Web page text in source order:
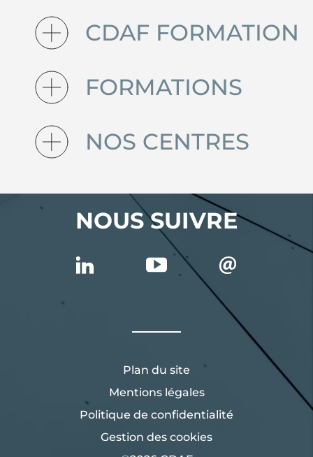
CDAF FORMATION
FORMATIONS
NOS CENTRES
NOUS SUIVRE
Plan du site
Mentions légales
Politique de confidentialité
Gestion des cookies